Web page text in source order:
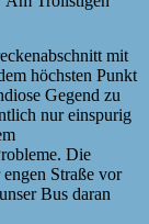
mit
höchsten Punkt
Gegend zu
nur einspurig
Die
Straße vor
Bus daran